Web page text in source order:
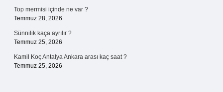
Top mermisi içinde ne var ?
Temmuz 28, 2026
Sünnilik kaça ayrılır ?
Temmuz 25, 2026
Kamil Koç Antalya Ankara arası kaç saat ?
Temmuz 25, 2026